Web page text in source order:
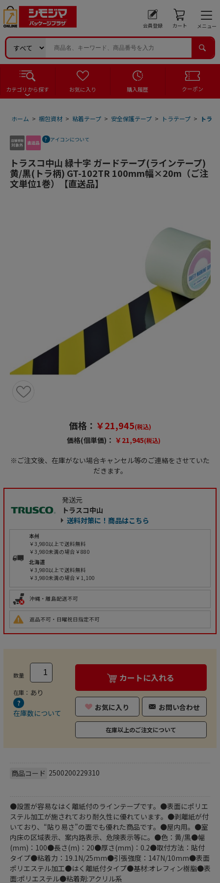
会員登録 カート メニュー
カテゴリから探す お気に入り 購入履歴 クーポン
ホーム > 梱包資材 > 粘着テープ > 安全保護テープ > トラテープ > トラ
アイコンについて
トラスコ中山 緑十字 ガードテープ(ラインテープ)
黄/黒(トラ柄) GT-102TR 100mm幅×20m（ご注
文単位1巻）【直送品】
価格： ￥21,945(税込)
価格(個単価)： ￥21,945(税込)
※ご注文後、在庫がない場合キャンセル等のご連絡をさせていた
だきます。
発送元
トラスコ中山
送料対策に！商品はこちら
本州
￥3,980以上で送料無料
￥3,980未満の場合￥880
北海道
￥3,980以上で送料無料
￥3,980未満の場合￥1,100
沖縄・離島配送不可
返品不可・日曜祝日指定不可
数量
在庫： あり
在庫数について
カートに入れる
お気に入り お問い合わせ
在庫以上のご注文について
商品コード 2500200229310
●設置が容易なはく離紙付のラインテープです。●表面にポリエ
ステル加工が施されており耐久性に優れています。●剥離紙が付
いており、“貼り易さ”の面でも優れた商品です。●屋内用。●室
内床の区域表示、案内路表示、危険表示等に。●色：黄/黒●幅
(mm)：100●長さ(m)：20●厚さ(mm)：0.2●取付方法：貼付
タイプ●粘着力：19.1N/25mm●引張強度：147N/10mm●表面
ポリエステル加工●はく離紙付タイプ●基材:オレフィン樹脂●表
面:ポリエステル●粘着剤:アクリル系